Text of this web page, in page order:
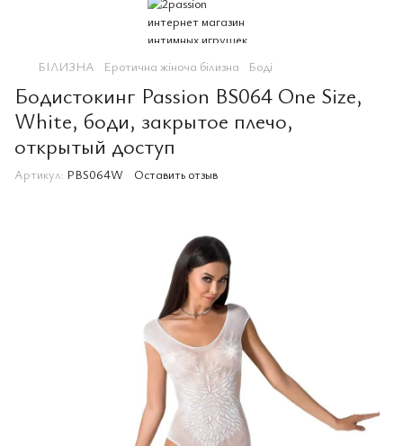
БІЛИЗНА Еротична жіноча білизна Боді
Бодистокинг Passion BS064 One Size,
White, боди, закрытое плечо,
открытый доступ
Артикул: PBS064W Оставить отзыв